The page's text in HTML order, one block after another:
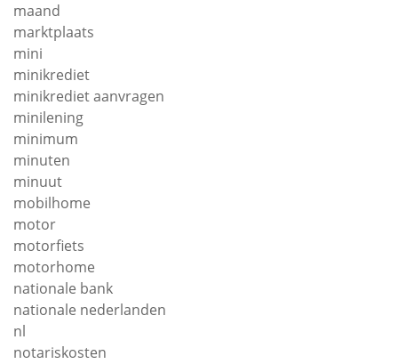
maand
marktplaats
mini
minikrediet
minikrediet aanvragen
minilening
minimum
minuten
minuut
mobilhome
motor
motorfiets
motorhome
nationale bank
nationale nederlanden
nl
notariskosten